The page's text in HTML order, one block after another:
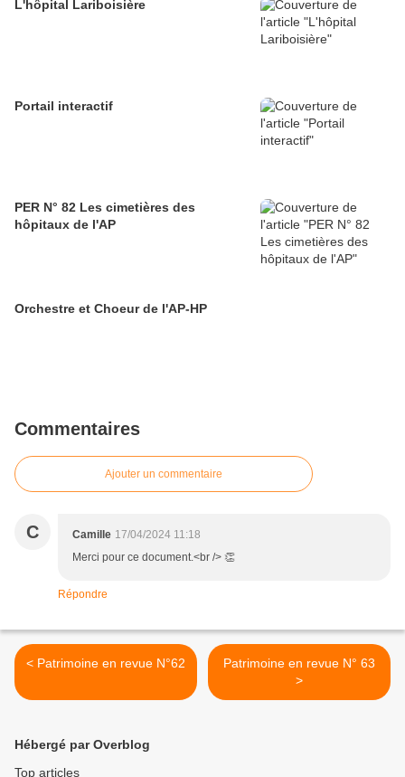
L'hôpital Lariboisière
Portail interactif
PER N° 82 Les cimetières des
hôpitaux de l'AP
Orchestre et Choeur de l'AP-HP
Commentaires
Ajouter un commentaire
C Camille 17/04/2024 11:18
Merci pour ce document.<br /> 👏
Répondre
< Patrimoine en revue N°62
Patrimoine en revue N° 63
>
Hébergé par Overblog
Top articles